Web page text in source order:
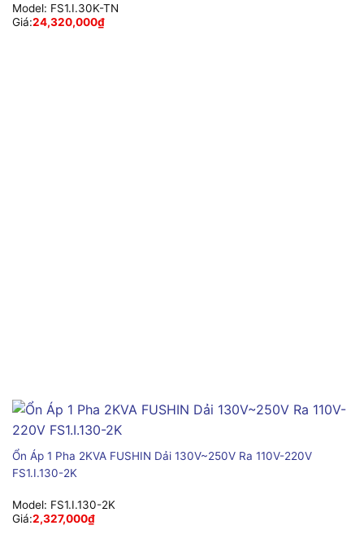
Model: FS1.I.30K-TN
Giá:24,320,000₫
Ổn Áp 1 Pha 2KVA FUSHIN Dải 130V~250V Ra 110V-220V
FS1.I.130-2K
Model: FS1.I.130-2K
Giá:2,327,000₫